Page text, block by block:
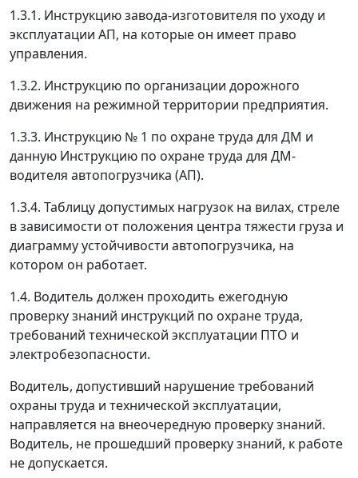
1.3.1. Инструкцию завода-изготовителя по уходу и
эксплуатации АП, на которые он имеет право
управления.
1.3.2. Инструкцию по организации дорожного
движения на режимной территории предприятия.
1.3.3. Инструкцию № 1 по охране труда для ДМ и
данную Инструкцию по охране труда для ДМ-
водителя автопогрузчика (АП).
1.3.4. Таблицу допустимых нагрузок на вилах, стреле
в зависимости от положения центра тяжести груза и
диаграмму устойчивости автопогрузчика, на
котором он работает.
1.4. Водитель должен проходить ежегодную
проверку знаний инструкций по охране труда,
требований технической эксплуатации ПТО и
электробезопасности.
Водитель, допустивший нарушение требований
охраны труда и технической эксплуатации,
направляется на внеочередную проверку знаний.
Водитель, не прошедший проверку знаний, к работе
не допускается.